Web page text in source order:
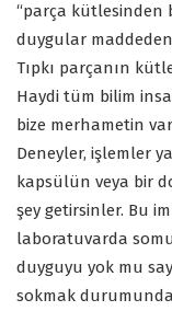
“parça kütlesinden
duygular
Tıpkı parçanın
Haydi tüm bilim
bize merhametin
Deneyler, işlemler
kapsülün veya bir
şey getirsinler. Bu
laboratuvarda
duyguyu yok mu
sokmak